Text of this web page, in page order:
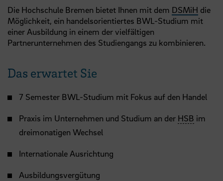
Die Hochschule Bremen bietet Ihnen mit dem DSMiH die
Möglichkeit, ein handelsorientiertes BWL-Studium mit
einer Ausbildung in einem der vielfältigen
Partnerunternehmen des Studiengangs zu kombinieren.
Das erwartet Sie
7 Semester BWL-Studium mit Fokus auf den Handel
Praxis im Unternehmen und Studium an der HSB im
dreimonatigen Wechsel
Internationale Ausrichtung
Ausbildungsvergütung